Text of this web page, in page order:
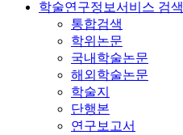
학술연구정보서비스 검색
통합검색
학위논문
국내학술논문
해외학술논문
학술지
단행본
연구보고서